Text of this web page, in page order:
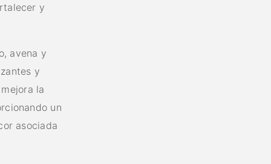
y
avena y
y
la
un
asociada